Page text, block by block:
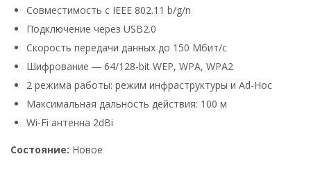
Совместимость с IEEE 802.11 b/g/n
Подключение через USB2.0
Скорость передачи данных до 150 Мбит/с
Шифрование ― 64/128-bit WEP, WPA, WPA2
2 режима работы: режим инфраструктуры и Ad-Hoc
Максимальная дальность действия: 100 м
Wi-Fi антенна 2dBi
Состояние: Новое